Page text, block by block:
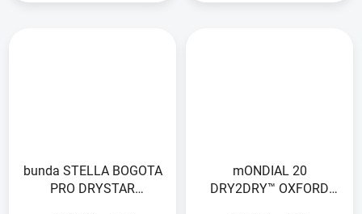
bunda STELLA BOGOTA
PRO DRYSTAR
mONDIAL 20
DRY2DRY™ OXFORD